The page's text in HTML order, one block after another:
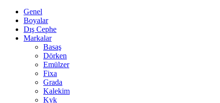
Genel
Boyalar
Dış Cephe
Markalar
Basaş
Dörken
Emülzer
Fixa
Grada
Kalekim
Kyk